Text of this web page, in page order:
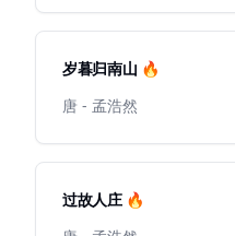
岁暮归南山 🔥
唐 - 孟浩然
过故人庄 🔥